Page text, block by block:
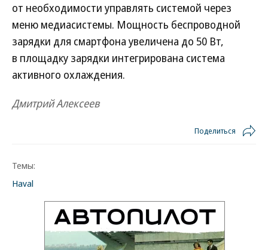
от необходимости управлять системой через
меню медиасистемы. Мощность беспроводной
зарядки для смартфона увеличена до 50 Вт,
в площадку зарядки интегрирована система
активного охлаждения.
Дмитрий Алексеев
Поделиться
Темы:
Haval